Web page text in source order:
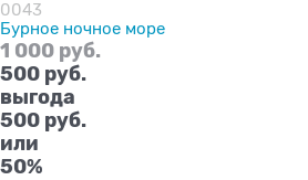
0043
Бурное ночное море
1 000 руб.
500 руб.
выгода
500 руб.
или
50%